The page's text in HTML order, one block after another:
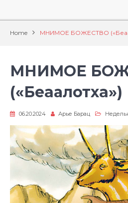
Home МНИМОЕ БОЖЕСТВО
МНИМОЕ
(«Беаaлотха»)
06.20.2024 Арье Барац